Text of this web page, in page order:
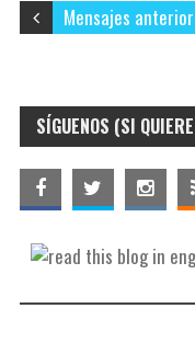
e
t
r
i
r
Mensajes
SÍGUENOS (SI